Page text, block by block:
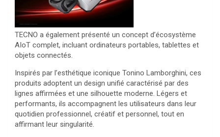
TECNO a également présenté un concept d’écosystème
AIoT complet, incluant ordinateurs portables, tablettes et
objets connectés.
Inspirés par l’esthétique iconique Tonino Lamborghini, ces
produits adoptent un design unifié caractérisé par des
lignes affirmées et une silhouette moderne. Légers et
performants, ils accompagnent les utilisateurs dans leur
quotidien professionnel, créatif et personnel, tout en
affirmant leur singularité.